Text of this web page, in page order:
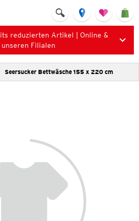
reduzierten Artikel | Online &
unseren Filialen
Seersucker Bettwäsche 155 x 220 cm